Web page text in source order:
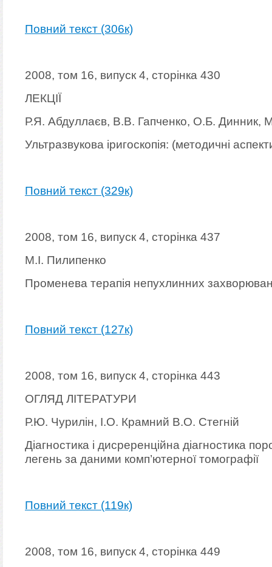
Повний текст (306к)
2008, том 16, випуск 4, сторінка 430
ЛЕКЦІЇ
Р.Я. Абдуллаєв, В.В. Гапченко, О.Б. Динник,
Ультразвукова іригоскопія: (методичні
Повний текст (329к)
2008, том 16, випуск 4, сторінка 437
М.І. Пилипенко
Променева терапія непухлинних
Повний текст (127к)
2008, том 16, випуск 4, сторінка 443
ОГЛЯД ЛІТЕРАТУРИ
Р.Ю. Чурилін, І.О. Крамний В.О. Стегній
Діагностика і дисреренційна діагностика
легень за даними комп’ютерної томографії
Повний текст (119к)
2008, том 16, випуск 4, сторінка 449